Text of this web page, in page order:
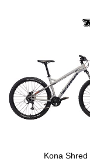
Kona Shred